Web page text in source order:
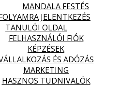
MANDALA FESTÉS
JELENTKEZÉS
TANULÓI OLDAL
FELHASZNÁLÓI FIÓK
KÉPZÉSEK
ÉS ADÓZÁS
MARKETING
HASZNOS TUDNIVALÓK